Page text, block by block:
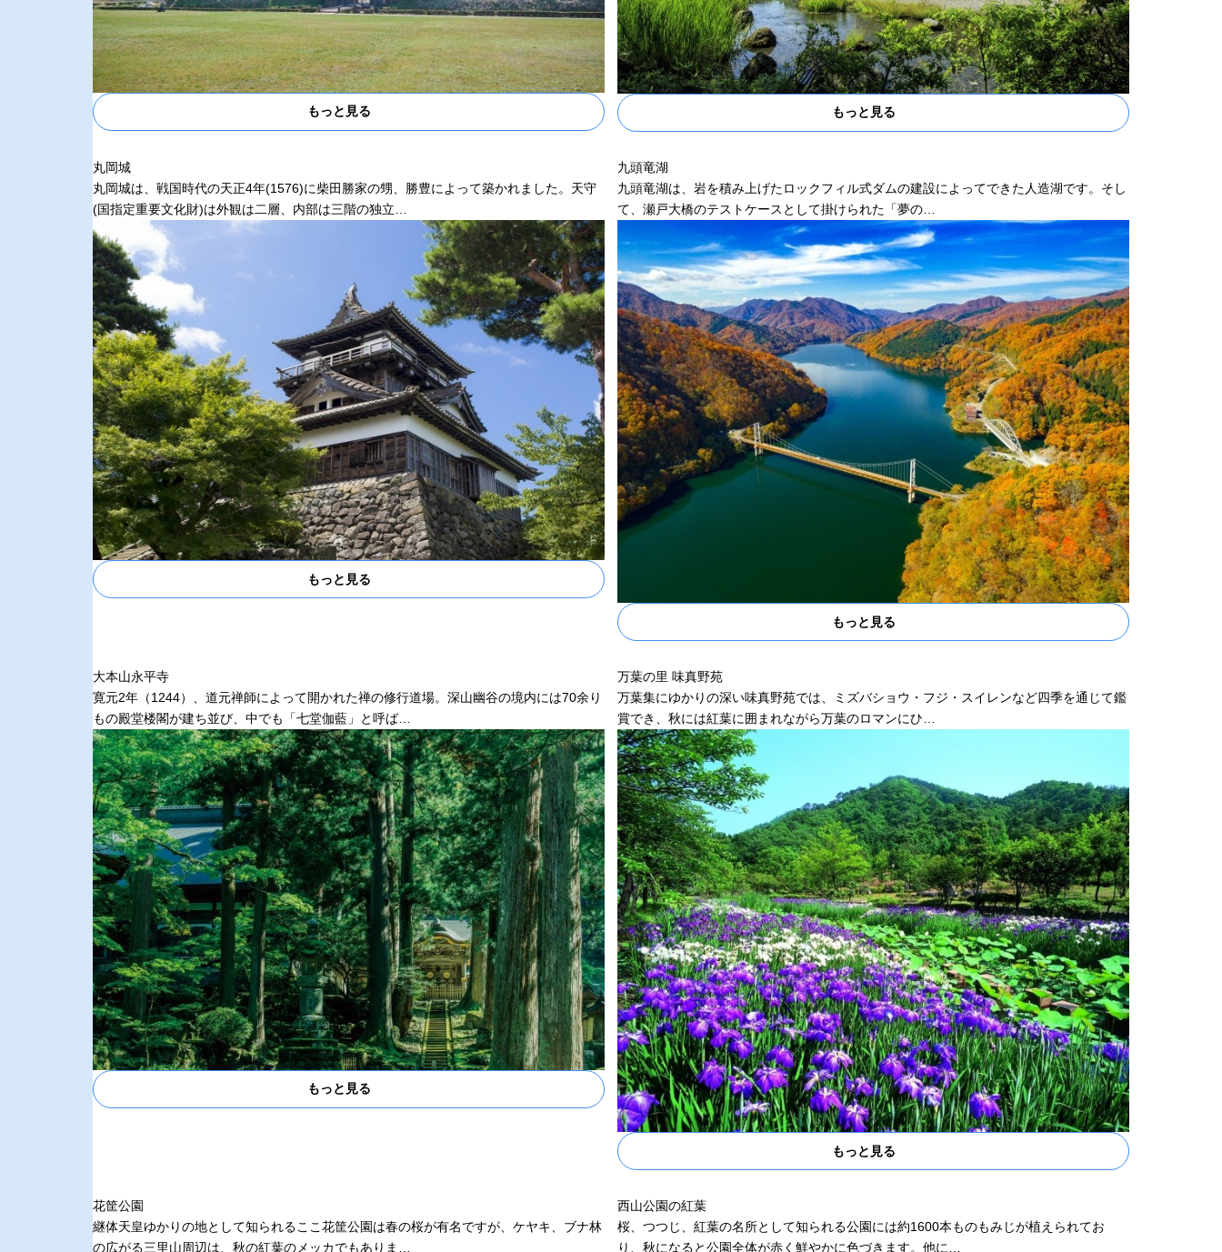
もっと見る もっと見る
丸岡城
丸岡城は、戦国時代の天正4年(1576)に柴田勝家の甥、勝豊によって築かれました。天守
(国指定重要文化財)は外観は二層、内部は三階の独立…
もっと見る
九頭竜湖
九頭竜湖は、岩を積み上げたロックフィル式ダムの建設によってできた人造湖です。そし
て、瀬戸大橋のテストケースとして掛けられた「夢の…
もっと見る
大本山永平寺
寛元2年（1244）、道元禅師によって開かれた禅の修行道場。深山幽谷の境内には70余り
もの殿堂楼閣が建ち並び、中でも「七堂伽藍」と呼ば…
もっと見る
万葉の里 味真野苑
万葉集にゆかりの深い味真野苑では、ミズバショウ・フジ・スイレンなど四季を通じて鑑
賞でき、秋には紅葉に囲まれながら万葉のロマンにひ…
もっと見る
花筐公園
継体天皇ゆかりの地として知られるここ花筐公園は春の桜が有名ですが、ケヤキ、ブナ林
の広がる三里山周辺は、秋の紅葉のメッカでもありま…
西山公園の紅葉
桜、つつじ、紅葉の名所として知られる公園には約1600本ものもみじが植えられてお
り、秋になると公園全体が赤く鮮やかに色づきます。他に…